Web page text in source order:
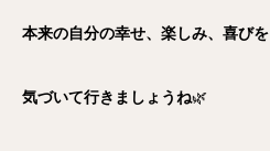
本来の自分の幸せ、楽しみ、喜びを
気づいて行きましょうね🌿